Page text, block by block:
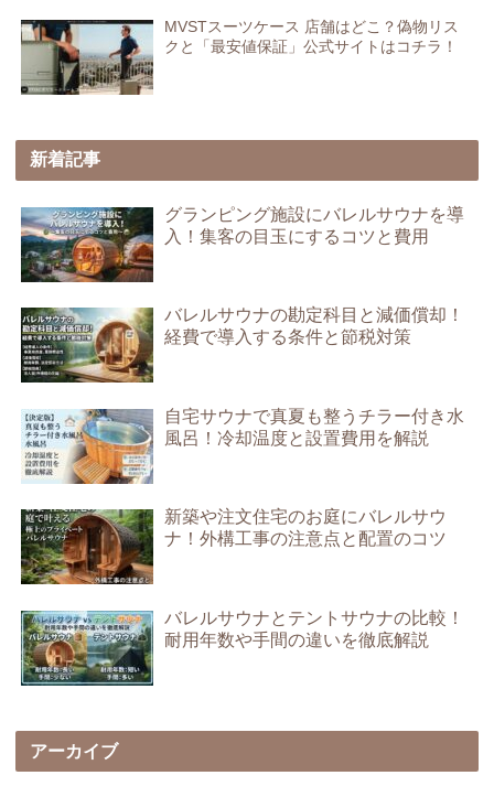
MVSTスーツケース 店舗はどこ？偽物リス
クと「最安値保証」公式サイトはコチラ！
新着記事
グランピング施設にバレルサウナを導
入！集客の目玉にするコツと費用
バレルサウナの勘定科目と減価償却！
経費で導入する条件と節税対策
自宅サウナで真夏も整うチラー付き水
風呂！冷却温度と設置費用を解説
新築や注文住宅のお庭にバレルサウ
ナ！外構工事の注意点と配置のコツ
バレルサウナとテントサウナの比較！
耐用年数や手間の違いを徹底解説
アーカイブ